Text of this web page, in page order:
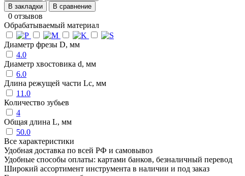
В закладки
В сравнение
0 отзывов
Обрабатываемый материал
Диаметр фрезы D, мм
4.0
Диаметр хвостовика d, мм
6.0
Длина режущей части Lc, мм
11.0
Количество зубьев
4
Общая длина L, мм
50.0
Все характеристики
Удобная доставка по всей РФ и самовывоз
Удобные способы оплаты: картами банков, безналичный перевод
Широкий ассортимент инструмента в наличии и под заказ